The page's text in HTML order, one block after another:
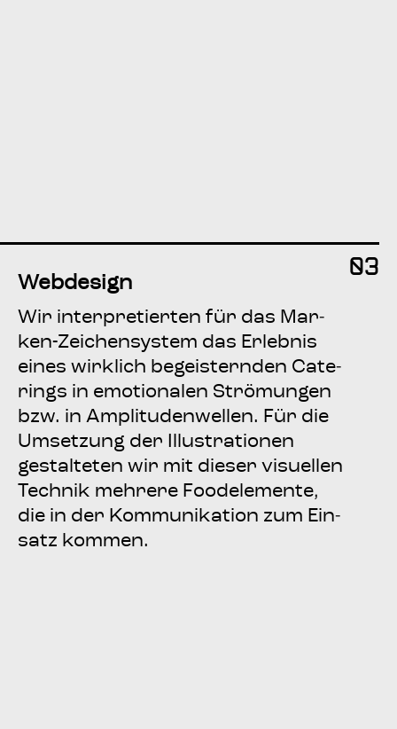
03
Web­de­sign
Wir inter­pre­tier­ten für das Mar­
ken-Zei­chen­sys­tem das Erleb­nis
eines wirk­lich begeis­tern­den Cate­
rings in emo­tio­na­len Strö­mun­gen
bzw. in Ampli­tu­den­wel­len. Für die
Umset­zung der Illus­tra­tio­nen
gestal­te­ten wir mit die­ser visu­el­len
Tech­nik meh­re­re Food­ele­men­te,
die in der Kom­mu­ni­ka­ti­on zum Ein­
satz kommen.